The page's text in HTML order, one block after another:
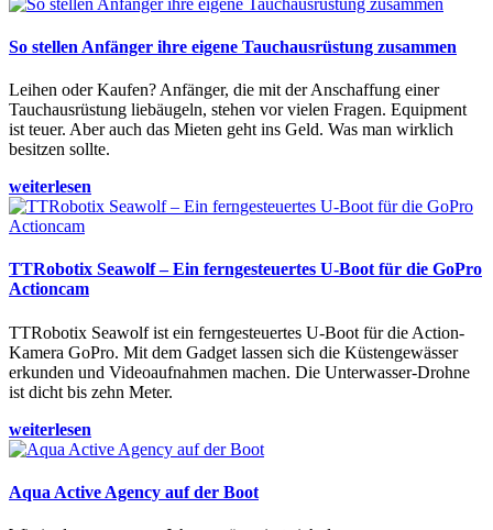
So stellen Anfänger ihre eigene Tauchausrüstung zusammen
Leihen oder Kaufen? Anfänger, die mit der Anschaffung einer
Tauchausrüstung liebäugeln, stehen vor vielen Fragen. Equipment
ist teuer. Aber auch das Mieten geht ins Geld. Was man wirklich
besitzen sollte.
weiterlesen
TTRobotix Seawolf – Ein ferngesteuertes U-Boot für die GoPro
Actioncam
TTRobotix Seawolf ist ein ferngesteuertes U-Boot für die Action-
Kamera GoPro. Mit dem Gadget lassen sich die Küstengewässer
erkunden und Videoaufnahmen machen. Die Unterwasser-Drohne
ist dicht bis zehn Meter.
weiterlesen
Aqua Active Agency auf der Boot